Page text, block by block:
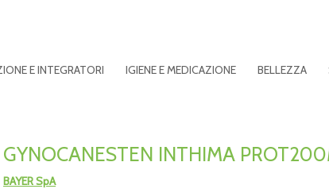
E INTEGRATORI IGIENE E MEDICAZIONE BELLEZZA
GYNOCANESTEN INTHIMA
BAYER SpA